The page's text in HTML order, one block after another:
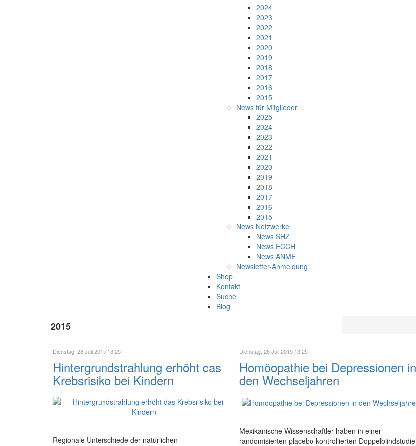
2024
2023
2022
2021
2020
2019
2018
2017
2016
2015
News für Mitglieder
2025
2024
2023
2022
2021
2020
2019
2018
2017
2016
2015
News Netzwerke
News SHZ
News ECCH
News ANME
Newsletter-Anmeldung
Shop
Kontakt
Suche
Blog
2015
Dienstag, 28 Juli 2015 13:25
Hintergrundstrahlung erhöht das
Krebsrisiko bei Kindern
Regionale Unterschiede der natürlichen
Dienstag, 28 Juli 2015 13:25
Homöopathie bei Depressionen in
den Wechseljahren
Mexikanische Wissenschaftler haben in einer
randomisierten placebo-kontrollierten Doppelblindstudie